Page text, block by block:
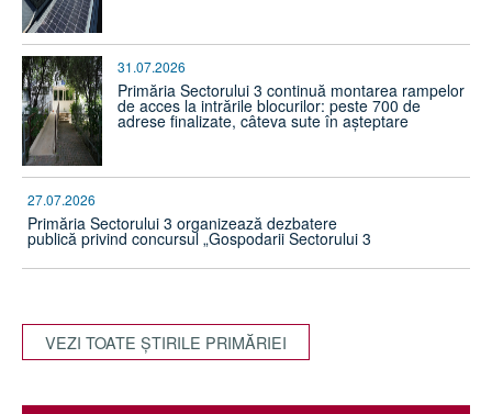
31.07.2026
Primăria Sectorului 3 continuă montarea rampelor
de acces la intrările blocurilor: peste 700 de
adrese finalizate, câteva sute în așteptare
27.07.2026
Primăria Sectorului 3 organizează dezbatere
publică privind concursul „Gospodarii Sectorului 3
VEZI TOATE ŞTIRILE PRIMĂRIEI